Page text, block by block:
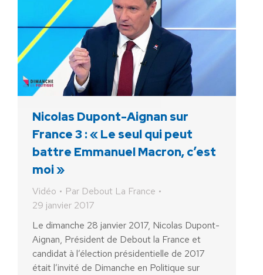
Nicolas Dupont-Aignan sur
France 3 : « Le seul qui peut
battre Emmanuel Macron, c’est
moi »
Vidéo Par Debout La France
29 janvier 2017
Le dimanche 28 janvier 2017, Nicolas Dupont-
Aignan, Président de Debout la France et
candidat à l’élection présidentielle de 2017
était l’invité de Dimanche en Politique sur